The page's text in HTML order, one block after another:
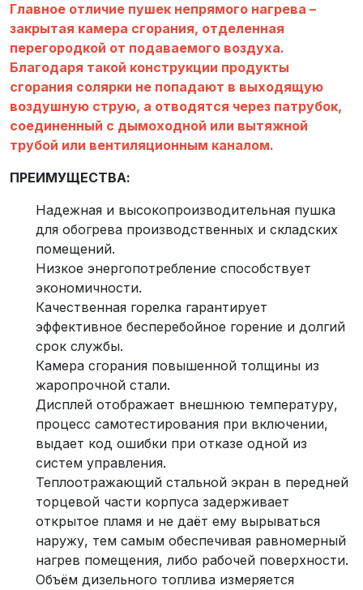
Главное отличие пушек непрямого нагрева –
закрытая камера сгорания, отделенная
перегородкой от подаваемого воздуха.
Благодаря такой конструкции продукты
сгорания солярки не попадают в выходящую
воздушную струю, а отводятся через патрубок,
соединенный с дымоходной или вытяжной
трубой или вентиляционным каналом.
ПРЕИМУЩЕСТВА:
Надежная и высокопроизводительная пушка
для обогрева производственных и складских
помещений.
Низкое энергопотребление способствует
экономичности.
Качественная горелка гарантирует
эффективное бесперебойное горение и долгий
срок службы.
Камера сгорания повышенной толщины из
жаропрочной стали.
Дисплей отображает внешнюю температуру,
процесс самотестирования при включении,
выдает код ошибки при отказе одной из
систем управления.
Теплоотражающий стальной экран в передней
торцевой части корпуса задерживает
открытое пламя и не даёт ему вырываться
наружу, тем самым обеспечивая равномерный
нагрев помещения, либо рабочей поверхности.
Объём дизельного топлива измеряется